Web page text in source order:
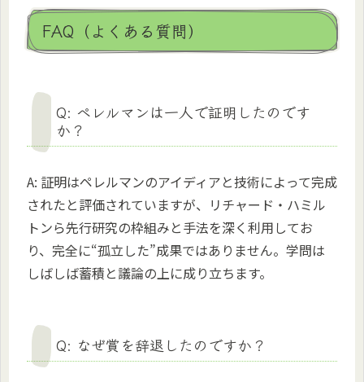
FAQ（よくある質問）
Q: ペレルマンは一人で証明したのです
か？
A: 証明はペレルマンのアイディアと技術によって完成
されたと評価されていますが、リチャード・ハミル
トンら先行研究の枠組みと手法を深く利用してお
り、完全に“孤立した”成果ではありません。学問は
しばしば蓄積と議論の上に成り立ちます。
Q: なぜ賞を辞退したのですか？